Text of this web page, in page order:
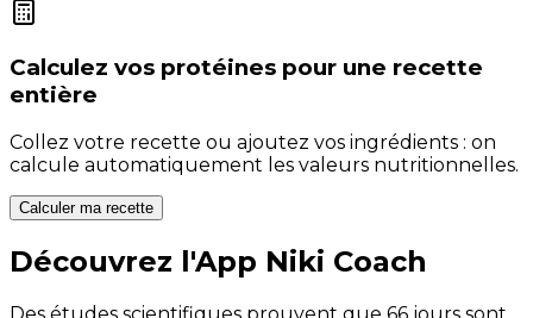
Calculez vos protéines pour une recette
entière
Collez votre recette ou ajoutez vos ingrédients : on
calcule automatiquement les valeurs nutritionnelles.
Calculer ma recette
Découvrez l'App Niki Coach
Des études scientifiques prouvent que 66 jours sont